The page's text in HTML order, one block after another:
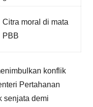
Citra moral di mata
PBB
konflik
Pertahanan
senjata demi